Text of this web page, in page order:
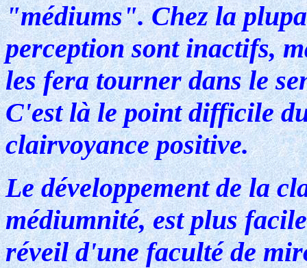
"médiums". Chez la
perception sont inactifs,
les fera tourner dans le
C'est là le point difficile
clairvoyance positive.
Le développement de la
médiumnité, est plus
réveil d'une faculté de